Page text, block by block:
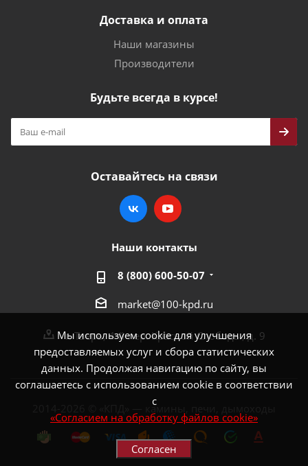
Мы используем cookie для улучшения
предоставляемых услуг и сбора статистических
данных. Продолжая навигацию по сайту, вы
соглашаетесь с использованием cookie в соответствии
с
«Согласием на обработку файлов cookie»
Согласен
Доставка и оплата
Наши магазины
Производители
Будьте всегда в курсе!
Оставайтесь на связи
Наши контакты
8 (800) 600-50-07
market@100-kpd.ru
г. Тверь, 4-й пер. Красной Слободы, д. 9
2014-2026 © «КПД» — камины, печи, дымоходы